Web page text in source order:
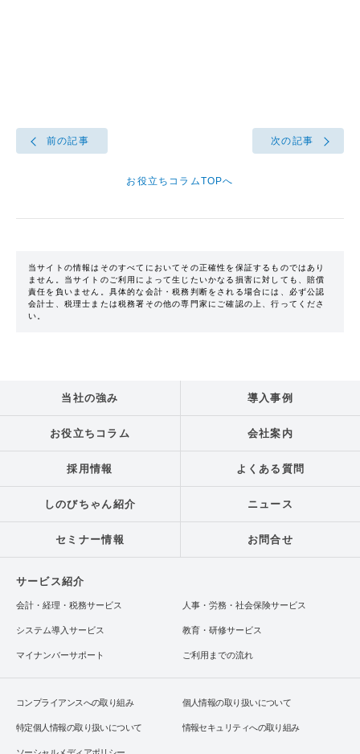
前の記事
お役立ちコラムTOPへ
次の記事
当サイトの情報はそのすべてにおいてその正確性を保証するものではあり
ません。当サイトのご利用によって生じたいかなる損害に対しても、賠償
責任を負いません。具体的な会計・税務判断をされる場合には、必ず公認
会計士、税理士または税務署その他の専門家にご確認の上、行ってくださ
い。
当社の強み 導入事例
お役立ちコラム 会社案内
採用情報 よくある質問
しのびちゃん紹介 ニュース
セミナー情報 お問合せ
サービス紹介
会計・経理・税務サービス 人事・労務・社会保険サービス
システム導入サービス 教育・研修サービス
マイナンバーサポート ご利用までの流れ
コンプライアンスへの取り組み 個人情報の取り扱いについて
特定個人情報の取り扱いについて 情報セキュリティへの取り組み